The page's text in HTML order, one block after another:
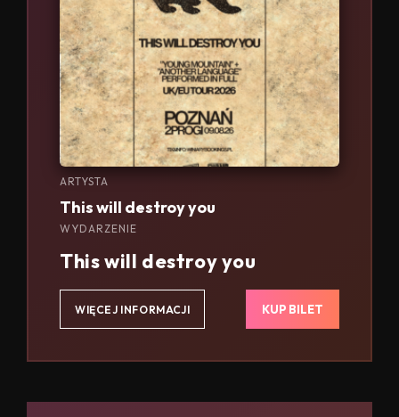
ARTYSTA
This will destroy you
WYDARZENIE
This will destroy you
WIĘCEJ INFORMACJI KUP BILET